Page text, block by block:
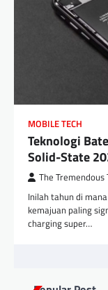
MOBILE TECH
Teknologi
Solid-State
The Tremendous
Inilah tahun di
kemajuan paling
charging super…